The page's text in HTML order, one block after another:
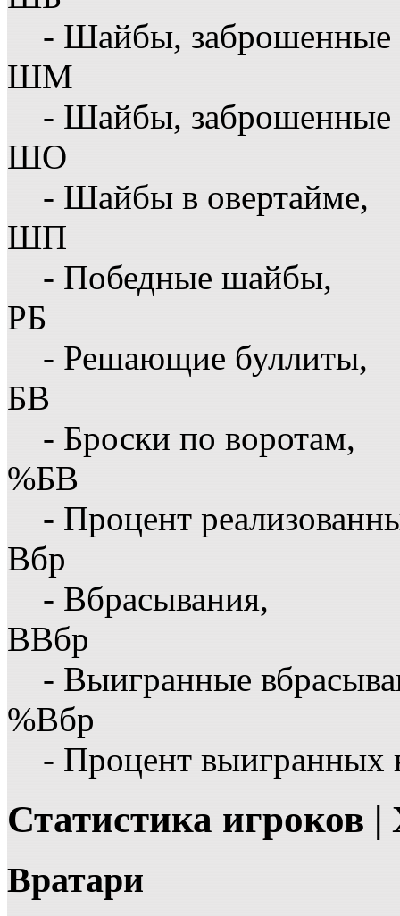
- Шайбы, заброшенные
ШМ
- Шайбы, заброшенные
ШО
- Шайбы в овертайме,
ШП
- Победные шайбы,
РБ
- Решающие буллиты,
БВ
- Броски по воротам,
%БВ
- Процент
Вбр
- Вбрасывания,
ВВбр
- Выигранные
%Вбр
- Процент выигранных
Статистика игроков
Вратари